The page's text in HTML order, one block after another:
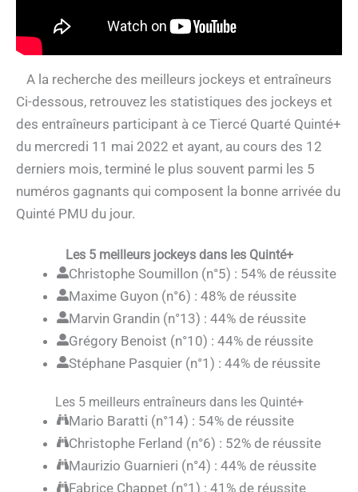
A la recherche des meilleurs jockeys et entraîneurs
Ci-dessous, retrouvez les statistiques des jockeys et
des entraîneurs participant à ce Tiercé Quarté Quinté+
du mercredi 11 mai 2022 et ayant, au cours des 12
derniers mois, terminé le plus souvent parmi les 5
numéros gagnants qui composent la bonne arrivée du
Quinté PMU du jour.
Les 5 meilleurs jockeys dans les Quinté+
Christophe Soumillon (n°5) : 54% de réussite
Maxime Guyon (n°6) : 48% de réussite
Marvin Grandin (n°13) : 44% de réussite
Grégory Benoist (n°10) : 44% de réussite
Stéphane Pasquier (n°1) : 44% de réussite
Les 5 meilleurs entraîneurs dans les Quinté+
Mario Baratti (n°14) : 54% de réussite
Christophe Ferland (n°6) : 52% de réussite
Maurizio Guarnieri (n°4) : 44% de réussite
Fabrice Chappet (n°1) : 41% de réussite